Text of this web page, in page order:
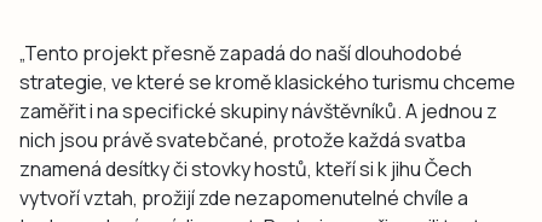
„Tento projekt přesně zapadá do naší dlouhodobé
strategie, ve které se kromě klasického turismu chceme
zaměřit i na specifické skupiny návštěvníků. A jednou z
nich jsou právě svatebčané, protože každá svatba
znamená desítky či stovky hostů, kteří si k jihu Čech
vytvoří vztah, prožijí zde nezapomenutelné chvíle a